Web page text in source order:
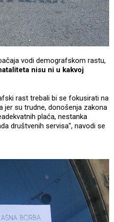
vodi demografskom rastu,
nisu ni u kakvoj
rast trebali bi se fokusirati na
jer su trudne, donošenja zakona
plaća, nestanka
društvenih servisa", navodi se